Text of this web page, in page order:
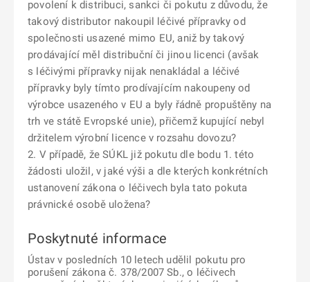
povolení k distribuci, sankci či pokutu z důvodu, že
takový distributor nakoupil léčivé přípravky od
společnosti usazené mimo EU, aniž by takový
prodávající měl distribuční či jinou licenci (avšak
s léčivými přípravky nijak nenakládal a léčivé
přípravky byly tímto prodívajícím nakoupeny od
výrobce usazeného v EU a byly řádně propuštěny na
trh ve státě Evropské unie), přičemž kupující nebyl
držitelem výrobní licence v rozsahu dovozu?
2. V případě, že SÚKL již pokutu dle bodu 1. této
žádosti uložil, v jaké výši a dle kterých konkrétních
ustanovení zákona o léčivech byla tato pokuta
právnické osobě uložena?
Poskytnuté informace
Ústav v posledních 10 letech udělil pokutu pro
porušení zákona č. 378/2007 Sb., o léčivech